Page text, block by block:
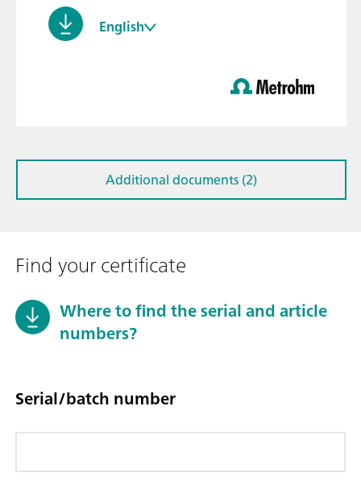
English
Additional documents (2)
Find your certificate
Where to find the serial and article
numbers?
Serial/batch number